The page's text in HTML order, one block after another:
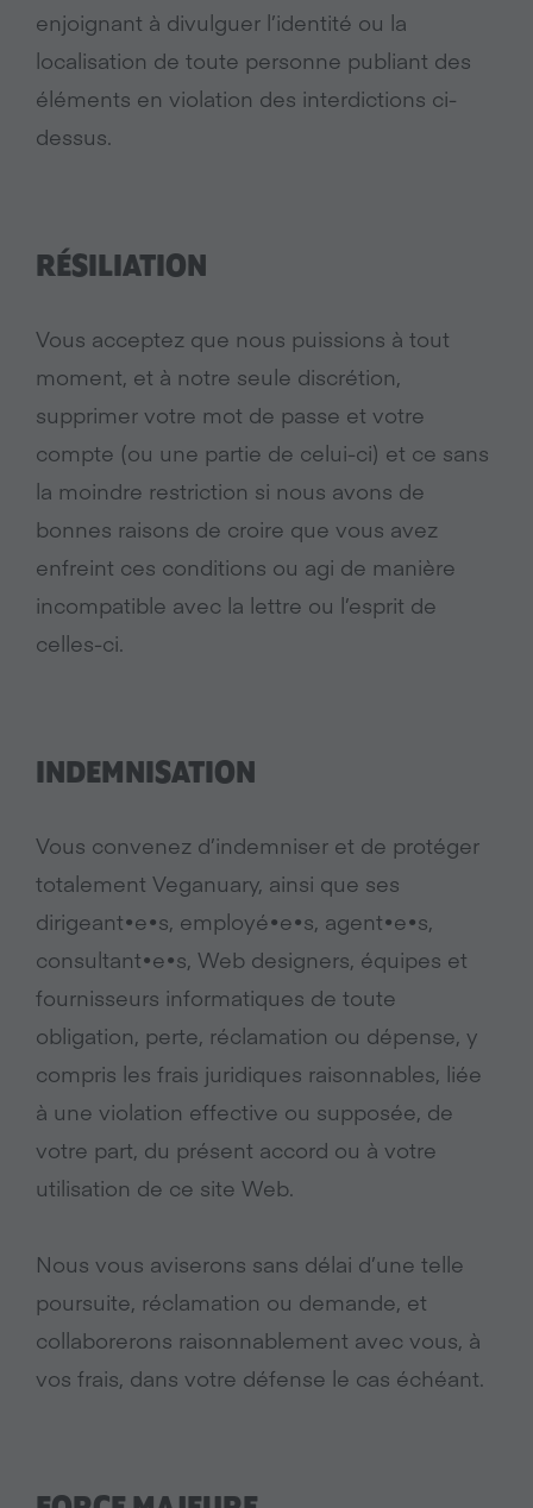
enjoignant à divulguer l’identité ou la
localisation de toute personne publiant des
éléments en violation des interdictions ci-
dessus.
RÉSILIATION
Vous acceptez que nous puissions à tout
moment, et à notre seule discrétion,
supprimer votre mot de passe et votre
compte (ou une partie de celui-ci) et ce sans
la moindre restriction si nous avons de
bonnes raisons de croire que vous avez
enfreint ces conditions ou agi de manière
incompatible avec la lettre ou l’esprit de
celles-ci.
INDEMNISATION
Vous convenez d’indemniser et de protéger
totalement Veganuary, ainsi que ses
dirigeant•e•s, employé•e•s, agent•e•s,
consultant•e•s, Web designers, équipes et
fournisseurs informatiques de toute
obligation, perte, réclamation ou dépense, y
compris les frais juridiques raisonnables, liée
à une violation effective ou supposée, de
votre part, du présent accord ou à votre
utilisation de ce site Web.
Nous vous aviserons sans délai d’une telle
poursuite, réclamation ou demande, et
collaborerons raisonnablement avec vous, à
vos frais, dans votre défense le cas échéant.